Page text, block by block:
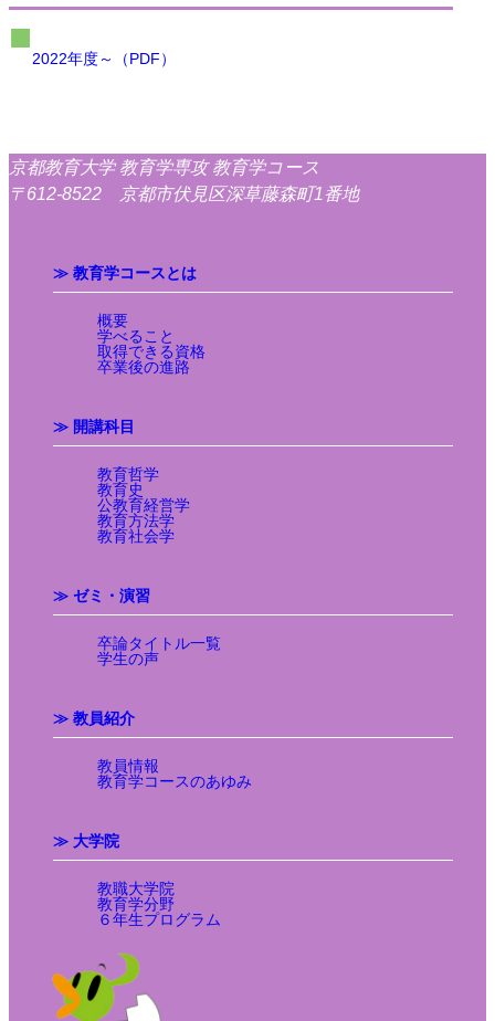
2022年度～（PDF）
京都教育大学 教育学専攻 教育学コース
〒612-8522 京都市伏見区深草藤森町1番地
≫ 教育学コースとは
概要
学べること
取得できる資格
卒業後の進路
≫ 開講科目
教育哲学
教育史
公教育経営学
教育方法学
教育社会学
≫ ゼミ・演習
卒論タイトル一覧
学生の声
≫ 教員紹介
教員情報
教育学コースのあゆみ
≫ 大学院
教職大学院
教育学分野
６年生プログラム